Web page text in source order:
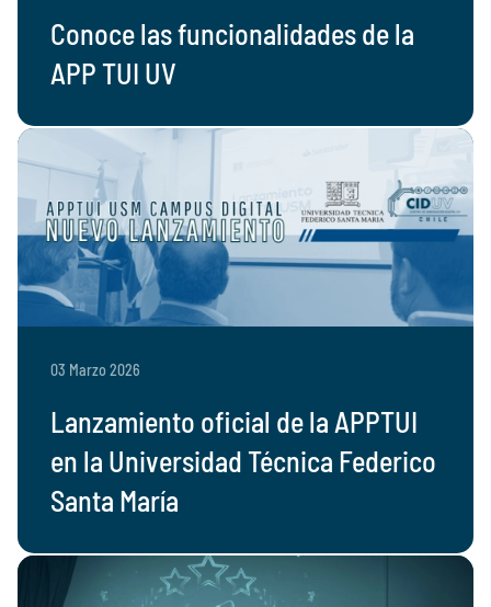
Conoce las funcionalidades de la
APP TUI UV
03 Marzo 2026
Lanzamiento oficial de la APPTUI
en la Universidad Técnica Federico
Santa María